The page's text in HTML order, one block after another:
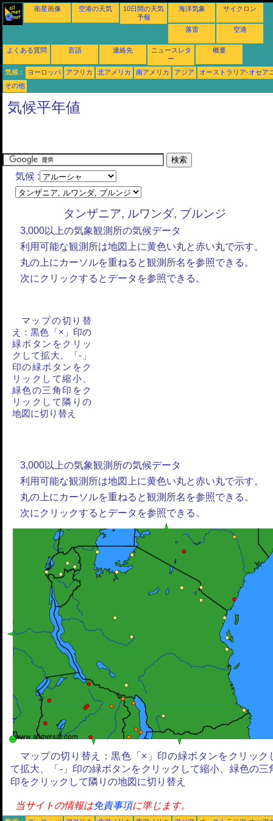
衛星画像 空港の天気
10日間の天気
予報
海洋気象 サイクロン
落雷 空港
よくある質問 言語 連絡先
ニュースレタ
ー
概要
気候 : ヨーロッパ アフリカ 北アメリカ 南アメリカ アジア
オーストラリア-オセア
その他
気候平年値
気候 :
タンザニア, ルワンダ, ブルンジ
3,000以上の気象観測所の気候データ
利用可能な観測所は地図上に黄色い丸と赤い丸で示す。
丸の上にカーソルを重ねると観測所名を参照できる。
次にクリックするとデータを参照できる。
マップの切り替
え：黒色「×」印の
緑ボタンをクリッ
クして拡大、「-」
印の緑ボタンをク
リックして縮小、
緑色の三角印をク
リックして隣りの
地図に切り替え
3,000以上の気象観測所の気候データ
利用可能な観測所は地図上に黄色い丸と赤い丸で示す。
丸の上にカーソルを重ねると観測所名を参照できる。
次にクリックするとデータを参照できる。
マップの切り替え：黒色「×」印の緑ボタンをクリック
て拡大、「-」印の緑ボタンをクリックして縮小、緑色の三
印をクリックして隣りの地図に切り替え
当サイトの情報は免責事項に準じます。